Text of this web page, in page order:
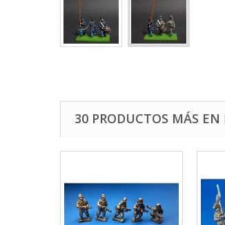
30 PRODUCTOS MÁS